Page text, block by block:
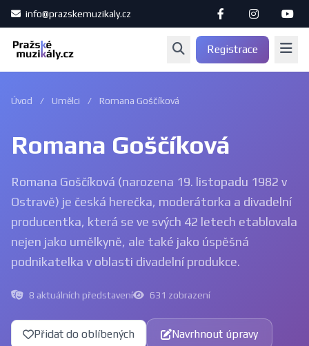
info@prazskemuzikaly.cz
Registrace
Úvod / Umělci / Romana Goščíková
Romana Goščíková
Romana Goščíková (narozena 19. listopadu 1982 v
Ostravě) je česká herečka, moderátorka a divadelní
producentka, která se ve svých 42 letech etablovala
nejen jako umělkyně, ale také jako úspěšná
podnikatelka v oblasti divadelní produkce.
8 aktuálních představení 631 zobrazení
Přidat do oblíbených Navrhnout úpravy